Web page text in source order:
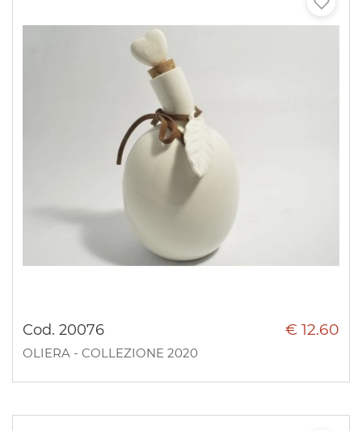
Cod. 20076 € 12.60
OLIERA - COLLEZIONE 2020